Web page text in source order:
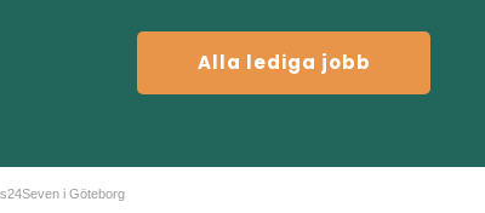
Alla lediga jobb
i Göteborg